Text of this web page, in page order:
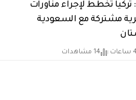
تركيا تخطط لإجراء مناورات
مشتركة مع السعودية
14 مشاهدات